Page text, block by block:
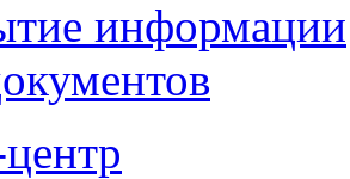
информации